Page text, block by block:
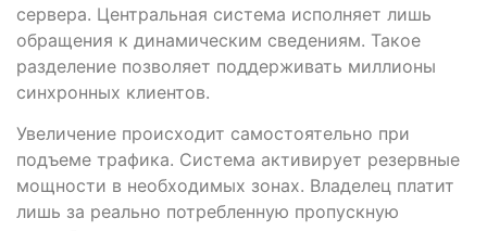
сервера. Центральная система исполняет лишь
обращения к динамическим сведениям. Такое
разделение позволяет поддерживать миллионы
синхронных клиентов.
Увеличение происходит самостоятельно при
подъеме трафика. Система активирует резервные
мощности в необходимых зонах. Владелец платит
лишь за реально потребленную пропускную